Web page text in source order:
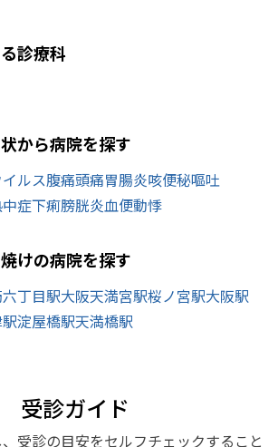
診療科
から病院を探す
ルス腹痛頭痛胃腸炎咳便秘嘔吐
症下痢膀胱炎血便動悸
けの病院を探す
丁目駅大阪天満宮駅桜ノ宮駅大阪駅
淀屋橋駅天満橋駅
受診ガイド
受診の目安をセルフチェックすること